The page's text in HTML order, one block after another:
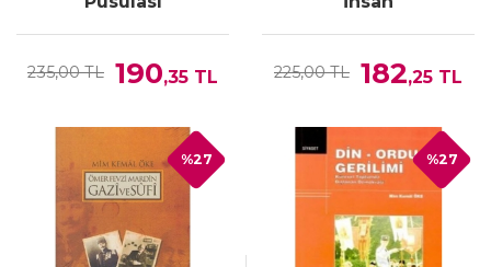
235,00 TL 190,35 TL 225,00 TL 182,25 TL
%27 %27